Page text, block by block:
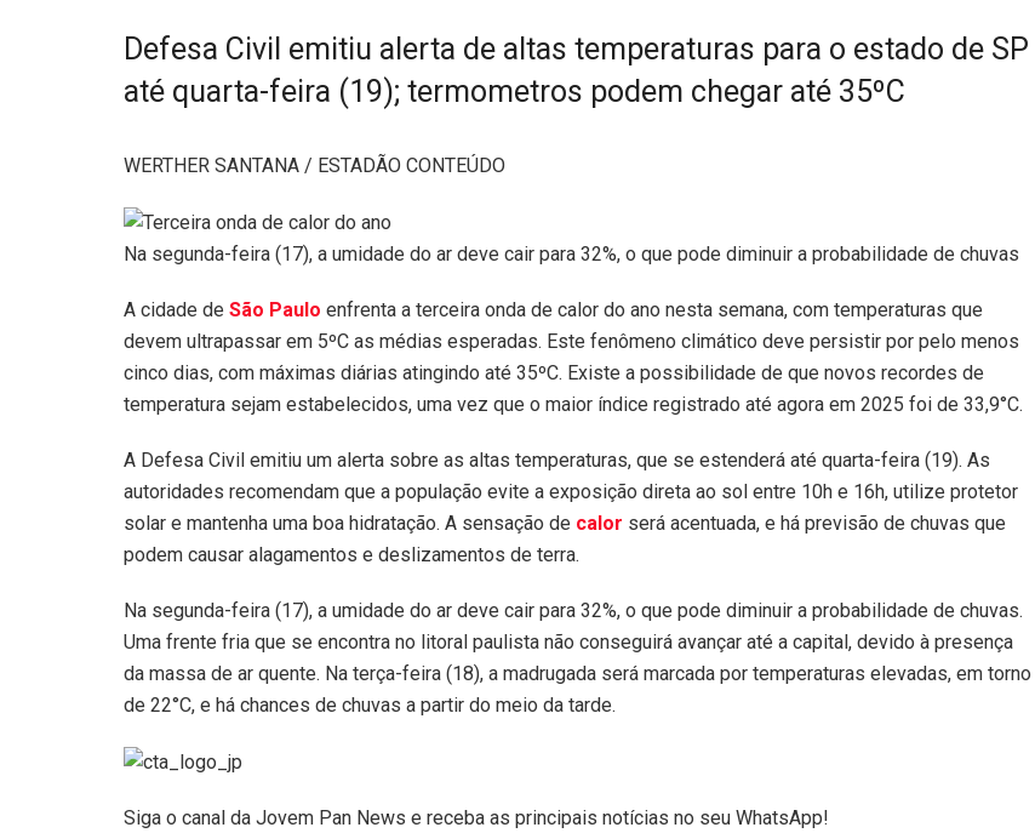
Defesa Civil emitiu alerta de altas temperaturas para o estado de SP
até quarta-feira (19); termometros podem chegar até 35ºC
WERTHER SANTANA / ESTADÃO CONTEÚDO
Na segunda-feira (17), a umidade do ar deve cair para 32%, o que pode diminuir a probabilidade de chuvas
A cidade de São Paulo enfrenta a terceira onda de calor do ano nesta semana, com temperaturas que
devem ultrapassar em 5ºC as médias esperadas. Este fenômeno climático deve persistir por pelo menos
cinco dias, com máximas diárias atingindo até 35ºC. Existe a possibilidade de que novos recordes de
temperatura sejam estabelecidos, uma vez que o maior índice registrado até agora em 2025 foi de 33,9°C.
A Defesa Civil emitiu um alerta sobre as altas temperaturas, que se estenderá até quarta-feira (19). As
autoridades recomendam que a população evite a exposição direta ao sol entre 10h e 16h, utilize protetor
solar e mantenha uma boa hidratação. A sensação de calor será acentuada, e há previsão de chuvas que
podem causar alagamentos e deslizamentos de terra.
Na segunda-feira (17), a umidade do ar deve cair para 32%, o que pode diminuir a probabilidade de chuvas.
Uma frente fria que se encontra no litoral paulista não conseguirá avançar até a capital, devido à presença
da massa de ar quente. Na terça-feira (18), a madrugada será marcada por temperaturas elevadas, em torno
de 22°C, e há chances de chuvas a partir do meio da tarde.
Siga o canal da Jovem Pan News e receba as principais notícias no seu WhatsApp!